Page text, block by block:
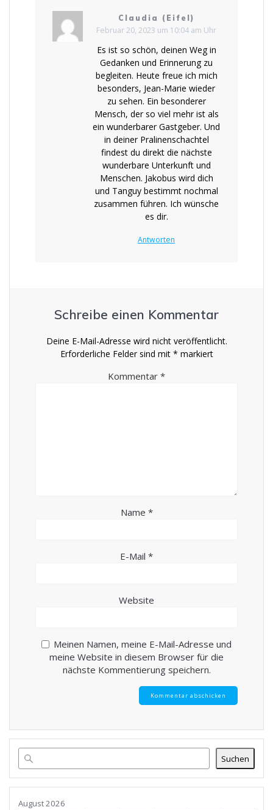
Claudia (Eifel)
Februar 20, 2023 um 10:04 am Uhr
Es ist so schön, deinen Weg in
Gedanken und Erinnerung zu
begleiten. Heute freue ich mich
besonders, Jean-Marie wieder
zu sehen. Ein besonderer
Mensch, der so viel mehr ist als
ein wunderbarer Gastgeber. Und
in deiner Pralinenschachtel
findest du direkt die nächste
wunderbare Unterkunft und
Menschen. Jakobus wird dich
und Tanguy bestimmt nochmal
zusammen führen. Ich wünsche
es dir.
Antworten
Schreibe einen Kommentar
Deine E-Mail-Adresse wird nicht veröffentlicht.
Erforderliche Felder sind mit * markiert
Kommentar *
Name *
E-Mail *
Website
Meinen Namen, meine E-Mail-Adresse und
meine Website in diesem Browser für die
nächste Kommentierung speichern.
Suchen
August 2026